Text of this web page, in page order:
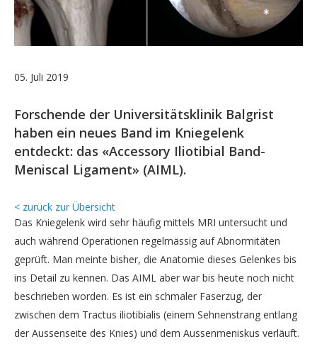
05. Juli 2019
Forschende der Universitätsklinik Balgrist
haben ein neues Band im Kniegelenk
entdeckt: das «Accessory Iliotibial Band-
Meniscal Ligament» (AIML).
< zurück zur Übersicht
Das Kniegelenk wird sehr häufig mittels MRI untersucht und
auch während Operationen regelmässig auf Abnormitäten
geprüft. Man meinte bisher, die Anatomie dieses Gelenkes bis
ins Detail zu kennen. Das AIML aber war bis heute noch nicht
beschrieben worden. Es ist ein schmaler Faserzug, der
zwischen dem Tractus iliotibialis (einem Sehnenstrang entlang
der Aussenseite des Knies) und dem Aussenmeniskus verläuft.